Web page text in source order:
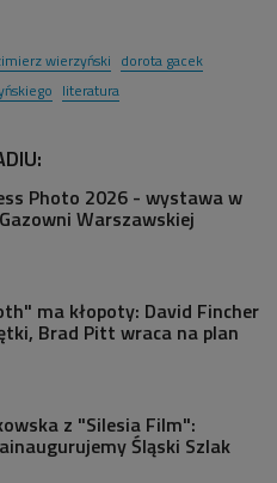
wierzyński dorota gacek
literatura
Photo 2026 - wystawa w
Warszawskiej
ma kłopoty: David Fincher
Brad Pitt wraca na plan
z "Silesia Film":
Śląski Szlak